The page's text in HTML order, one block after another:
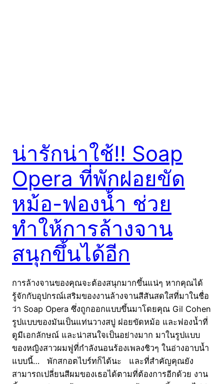
น่ารักน่าใช้!! Soap
Opera ที่พักฝอยขัด
หม้อ-ฟองน้ำ ช่วย
ทำให้การล้างจาน
สนุกขึ้นได้อีก
การล้างจานของคุณจะต้องสนุกมากขึ้นแน่ๆ หากคุณได้
รู้จักกับอุปกรณ์เสริมของงานล้างจานสีสันสดใสที่มาในชื่อ
ว่า Soap Opera ซึ่งถูกออกแบบขึ้นมาโดยคุณ Gil Cohen
รูปแบบของมันเป็นแท่นวางสบู่ ฝอยขัดหม้อ และฟองน้ำที่
ดูมีเอกลักษณ์ และน่าสนใจเป็นอย่างมาก มาในรูปแบบ
ของหญิงสาวผมฟูที่กำลังนอนร้องเพลงชิวๆ ในอ่างอาบน้ำ
แบบนี้… พักสกอตไบร์ทก็ได้นะ และที่สำคัญคุณยัง
สามารถเปลี่ยนสีผมของเธอได้ตามที่ต้องการอีกด้วย งาน